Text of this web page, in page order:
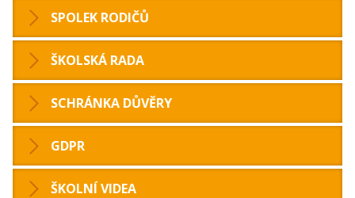
SPOLEK RODIČŮ
ŠKOLSKÁ RADA
SCHRÁNKA DŮVĚRY
GDPR
ŠKOLNÍ VIDEA